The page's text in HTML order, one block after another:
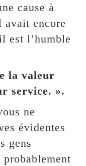
cause à
encore
est l’humble
la valeur
service. ».
ne
évidentes
gens